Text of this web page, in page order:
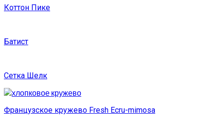
Коттон Пике
Батист
Сетка Шелк
Французское кружево Fresh Ecru-mimosa